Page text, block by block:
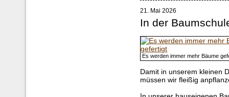
21. Mai 2026
In der
Es werden immer mehr Bäume
Damit in unserem kleinen
müssen wir fleißig